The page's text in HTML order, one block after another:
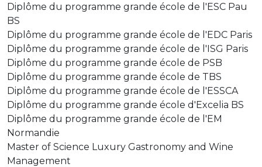
Diplôme du programme grande école de l'ESC Pau
BS
Diplôme du programme grande école de l'EDC Paris
Diplôme du programme grande école de l'ISG Paris
Diplôme du programme grande école de PSB
Diplôme du programme grande école de TBS
Diplôme du programme grande école de l'ESSCA
Diplôme du programme grande école d'Excelia BS
Diplôme du programme grande école de l'EM
Normandie
Master of Science Luxury Gastronomy and Wine
Management